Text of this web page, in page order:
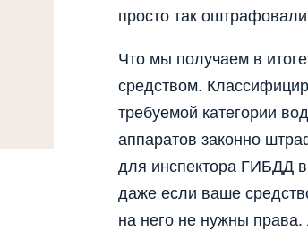
просто так
Что мы получаем в
средством.
требуемой категории
аппаратов законно
для инспектора ГИБДД
даже если ваше
на него не нужны